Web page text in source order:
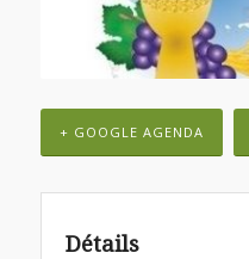
+ GOOGLE AGENDA
Détails